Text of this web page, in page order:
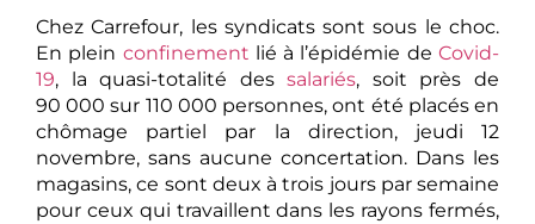
Chez Carrefour, les syndicats sont sous le choc.
En plein confinement lié à l’épidémie deCovid-
19, la quasi-totalité dessalariés, soit près de
90 000 sur 110 000 personnes, ont été placés en
chômage partiel par la direction, jeudi 12
novembre, sans aucune concertation. Dans les
magasins, ce sont deux à trois jours par semaine
pour ceux qui travaillent dans les rayons fermés,